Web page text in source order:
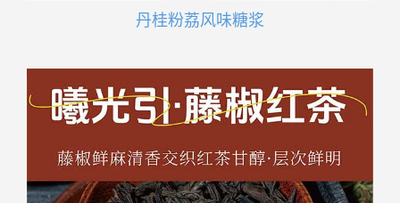
丹桂粉荔风味糖浆